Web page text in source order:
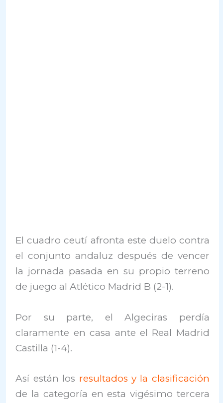
El cuadro ceutí afronta este duelo contra
el conjunto andaluz después de vencer
la jornada pasada en su propio terreno
de juego al Atlético Madrid B (2-1).
Por su parte, el Algeciras perdía
claramente en casa ante el Real Madrid
Castilla (1-4).
Así están los resultados y la clasificación
de la categoría en esta vigésimo tercera